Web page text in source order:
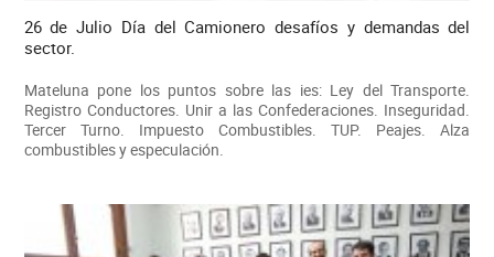
26 de Julio Día del Camionero desafíos y demandas del
sector.
Mateluna pone los puntos sobre las ies: Ley del Transporte.
Registro Conductores. Unir a las Confederaciones. Inseguridad.
Tercer Turno. Impuesto Combustibles. TUP. Peajes. Alza
combustibles y especulación.